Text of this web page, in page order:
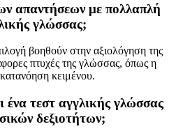
απαντήσεων με πολλαπλή
γλώσσας;
βοηθούν στην αξιολόγηση της
πτυχές της γλώσσας, όπως η
κειμένου.
τεστ αγγλικής γλώσσας
δεξιοτήτων;